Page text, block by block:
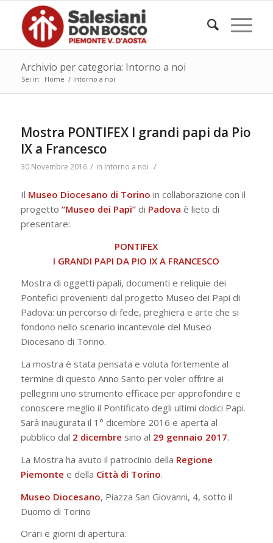
Archivio per categoria: Intorno a noi
Sei in: Home / Intorno a noi
Mostra PONTIFEX I grandi papi da Pio
IX a Francesco
30 Novembre 2016 / in Intorno a noi /
Il Museo Diocesano di Torino in collaborazione con il
progetto “Museo dei Papi”di Padova è lieto di
presentare:
PONTIFEX
I GRANDI PAPI DA PIO IX A FRANCESCO
Mostra di oggetti papali, documenti e reliquie dei
Pontefici provenienti dal progetto Museo dei Papi di
Padova: un percorso di fede, preghiera e arte che si
fondono nello scenario incantevole del Museo
Diocesano di Torino.
La mostra è stata pensata e voluta fortemente al
termine di questo Anno Santo per voler offrire ai
pellegrini uno strumento efficace per approfondire e
conoscere meglio il Pontificato degli ultimi dodici Papi.
Sarà inaugurata il 1° dicembre 2016 e aperta al
pubblico dal 2 dicembre sino al 29 gennaio 2017.
La Mostra ha avuto il patrocinio della Regione
Piemonte e della Città di Torino.
Museo Diocesano, Piazza San Giovanni, 4, sotto il
Duomo di Torino
Orari e giorni di apertura: